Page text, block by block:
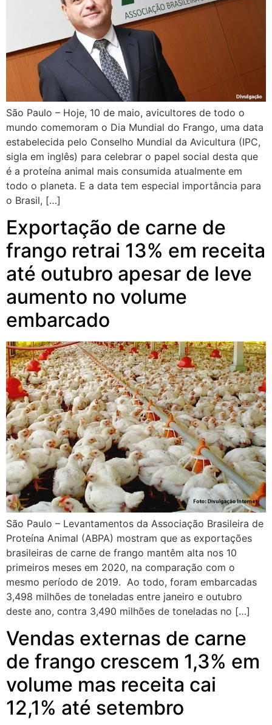
São Paulo – Hoje, 10 de maio, avicultores de todo o
mundo comemoram o Dia Mundial do Frango, uma data
estabelecida pelo Conselho Mundial da Avicultura (IPC,
sigla em inglês) para celebrar o papel social desta que
é a proteína animal mais consumida atualmente em
todo o planeta. E a data tem especial importância para
o Brasil, […]
Exportação de carne de
frango retrai 13% em receita
até outubro apesar de leve
aumento no volume
embarcado
São Paulo – Levantamentos da Associação Brasileira de
Proteína Animal (ABPA) mostram que as exportações
brasileiras de carne de frango mantêm alta nos 10
primeiros meses em 2020, na comparação com o
mesmo período de 2019. Ao todo, foram embarcadas
3,498 milhões de toneladas entre janeiro e outubro
deste ano, contra 3,490 milhões de toneladas no […]
Vendas externas de carne
de frango crescem 1,3% em
volume mas receita cai
12,1% até setembro